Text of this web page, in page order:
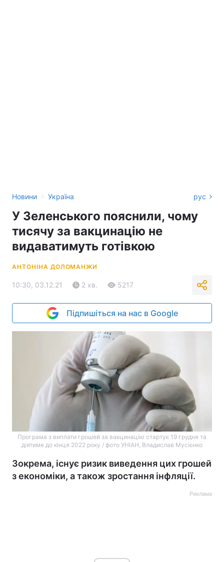
Новини › Україна рус
У Зеленського пояснили, чому
тисячу за вакцинацію не
видаватимуть готівкою
АНТОНІНА ДОЛОМАНЖИ
10:30, 03.12.21 2 хв. 5217
Підпишіться на нас в Google
Програма з виплати грошей за вакцинацію стартує 19 грудня та
діятиме до кінця 2022 року / фото УНІАН, Владислав Мусієнко
Зокрема, існує ризик виведення цих грошей
з економіки, а також зростання інфляції.
Реклама